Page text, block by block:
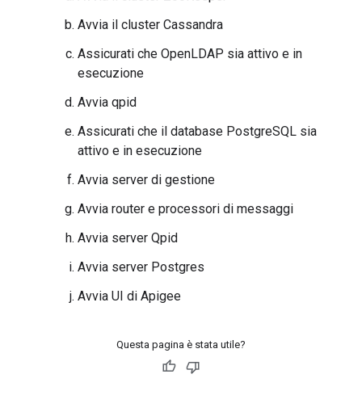
Avvia il cluster Cassandra
Assicurati che OpenLDAP sia attivo e in
esecuzione
Avvia qpid
Assicurati che il database PostgreSQL sia
attivo e in esecuzione
Avvia server di gestione
Avvia router e processori di messaggi
Avvia server Qpid
Avvia server Postgres
Avvia UI di Apigee
Questa pagina è stata utile?